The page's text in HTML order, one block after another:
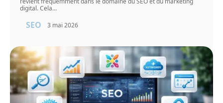
digital. Cela…
SEO 3 mai 2026